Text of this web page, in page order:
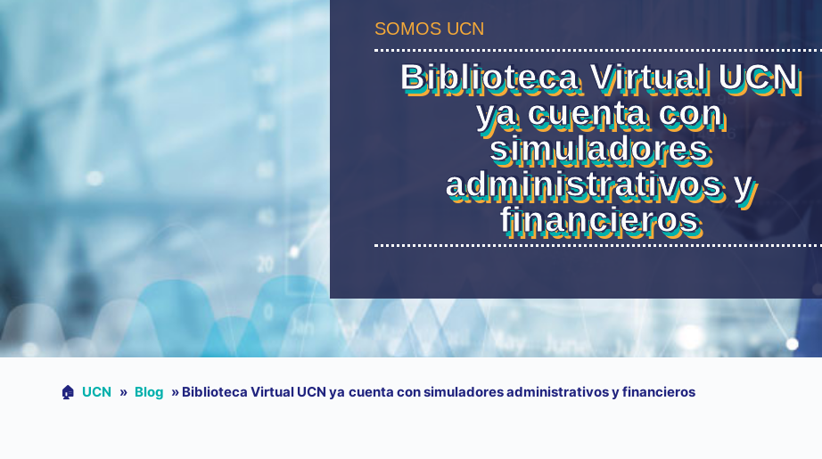
SOMOS UCN
Biblioteca Virtual UCN
ya cuenta con
simuladores
administrativos y
financieros
🏠︎ UCN » Blog » Biblioteca Virtual UCN ya cuenta con simuladores administrativos y financieros